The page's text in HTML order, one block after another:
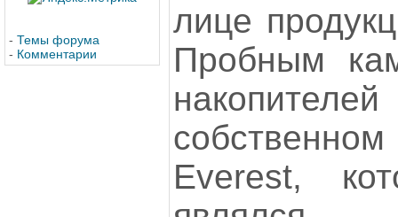
- Темы форума
- Комментарии
лице
Пробным
Everest,